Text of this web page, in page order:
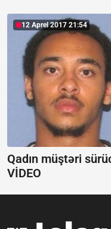
12 Aprel 2017 21:54
Qadın müştəri
VİDEO